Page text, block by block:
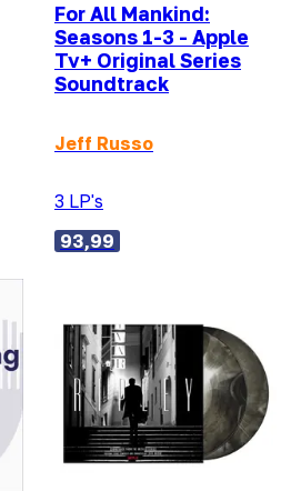
For All Mankind:
Seasons 1-3 - Apple
Tv+ Original Series
Soundtrack
Jeff Russo
3 LP's
93,99